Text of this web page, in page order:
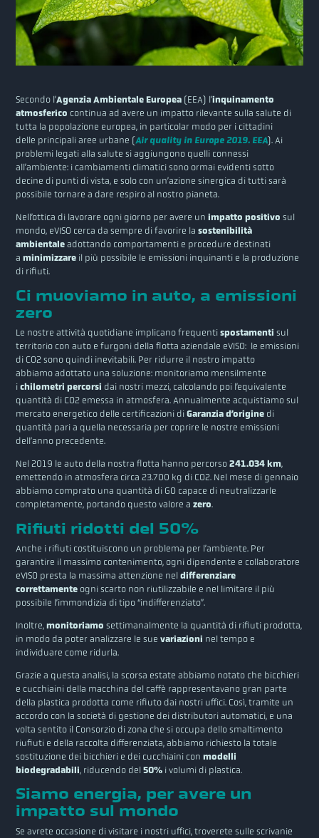
Secondo l’Agenzia Ambientale Europea (EEA) l’inquinamento
atmosferico continua ad avere un impatto rilevante sulla salute di
tutta la popolazione europea, in particolar modo per i cittadini
delle principali aree urbane (Air quality in Europe 2019. EEA). Ai
problemi legati alla salute si aggiungono quelli connessi
all’ambiente: i cambiamenti climatici sono ormai evidenti sotto
decine di punti di vista, e solo con un’azione sinergica di tutti sarà
possibile tornare a dare respiro al nostro pianeta.
Nell’ottica di lavorare ogni giorno per avere unimpatto positivo sul
mondo, eVISO cerca da sempre di favorire lasostenibilità
ambientale adottando comportamenti e procedure destinati
aminimizzare il più possibile le emissioni inquinanti e la produzione
di rifiuti.
Ci muoviamo in auto, a emissioni
zero
Le nostre attività quotidiane implicano frequentispostamenti sul
territorio con auto e furgoni della flotta aziendale eVISO: le emissioni
di CO2 sono quindi inevitabili. Per ridurre il nostro impatto
abbiamo adottato una soluzione: monitoriamo mensilmente
ichilometri percorsi dai nostri mezzi, calcolando poi l’equivalente
quantità di CO2 emessa in atmosfera. Annualmente acquistiamo sul
mercato energetico delle certificazioni diGaranzia d’origine di
quantità pari a quella necessaria per coprire le nostre emissioni
dell’anno precedente.
Nel 2019 le auto della nostra flotta hanno percorso 241.034 km,
emettendo in atmosfera circa 23.700 kg di CO2. Nel mese di gennaio
abbiamo comprato una quantità di GO capace di neutralizzarle
completamente, portando questo valore azero.
Rifiuti ridotti del 50%
Anche i rifiuti costituiscono un problema per l’ambiente. Per
garantire il massimo contenimento, ogni dipendente e collaboratore
eVISO presta la massima attenzione neldifferenziare
correttamente ogni scarto non riutilizzabile e nel limitare il più
possibile l’immondizia di tipo “indifferenziato”.
Inoltre,monitoriamo settimanalmente la quantità di rifiuti prodotta,
in modo da poter analizzare le suevariazioni nel tempo e
individuare come ridurla.
Grazie a questa analisi, la scorsa estate abbiamo notato che bicchieri
e cucchiaini della macchina del caffè rappresentavano gran parte
della plastica prodotta come rifiuto dai nostri uffici. Così, tramite un
accordo con la società di gestione dei distributori automatici, e una
volta sentito il Consorzio di zona che si occupa dello smaltimento
riufiuti e della raccolta differenziata, abbiamo richiesto la totale
sostituzione dei bicchieri e dei cucchiaini conmodelli
biodegradabili, riducendo del50% i volumi di plastica.
Siamo energia, per avere un
impatto sul mondo
Se avrete occasione di visitare i nostri uffici, troverete sulle scrivanie